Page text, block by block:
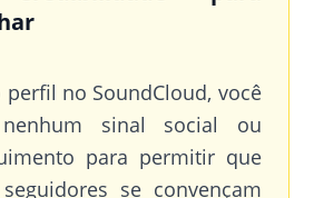
no SoundCloud, você
sinal social ou
para permitir que
se convençam